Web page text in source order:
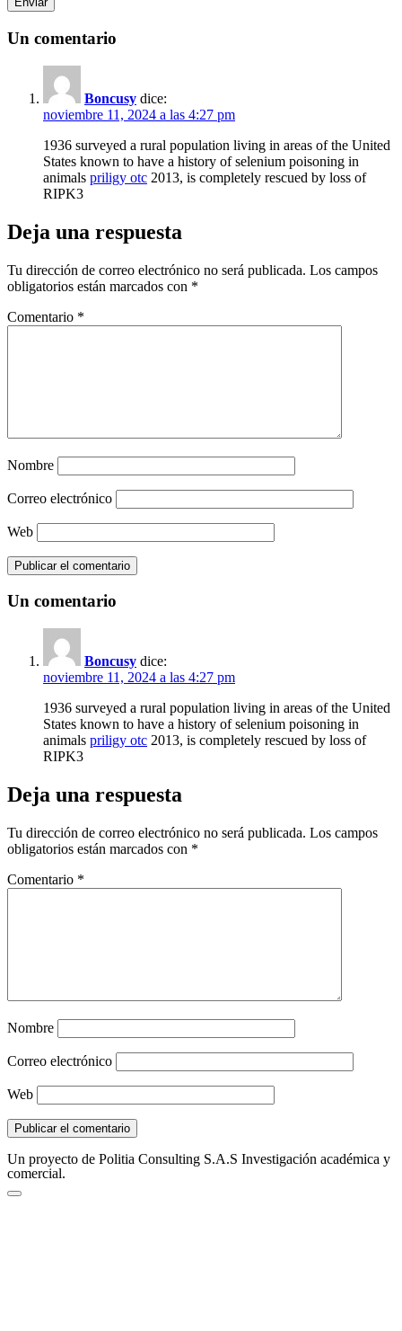
Un comentario
Boncusy dice:
noviembre 11, 2024 a las 4:27 pm
1936 surveyed a rural population living in areas of the United
States known to have a history of selenium poisoning in
animals priligy otc 2013, is completely rescued by loss of
RIPK3
Deja una respuesta
Tu dirección de correo electrónico no será publicada. Los campos
obligatorios están marcados con *
Comentario *
Nombre
Correo electrónico
Web
Un comentario
Boncusy dice:
noviembre 11, 2024 a las 4:27 pm
1936 surveyed a rural population living in areas of the United
States known to have a history of selenium poisoning in
animals priligy otc 2013, is completely rescued by loss of
RIPK3
Deja una respuesta
Tu dirección de correo electrónico no será publicada. Los campos
obligatorios están marcados con *
Comentario *
Nombre
Correo electrónico
Web
Un proyecto de Politia Consulting S.A.S Investigación académica y
comercial.